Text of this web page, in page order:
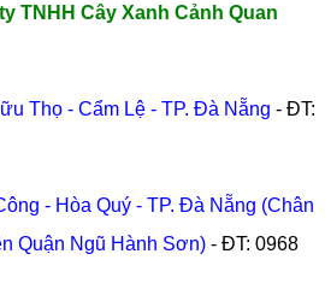
TNHH Cây Xanh Cảnh Quan
Thọ - Cẩm Lệ - TP. Đà Nẵng - ĐT:
- Hòa Quý - TP. Đà Nẵng (Chân
Quận Ngũ Hành Sơn) - ĐT: 0968